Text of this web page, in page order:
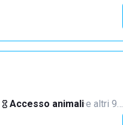
Accesso animali·e altri 9…